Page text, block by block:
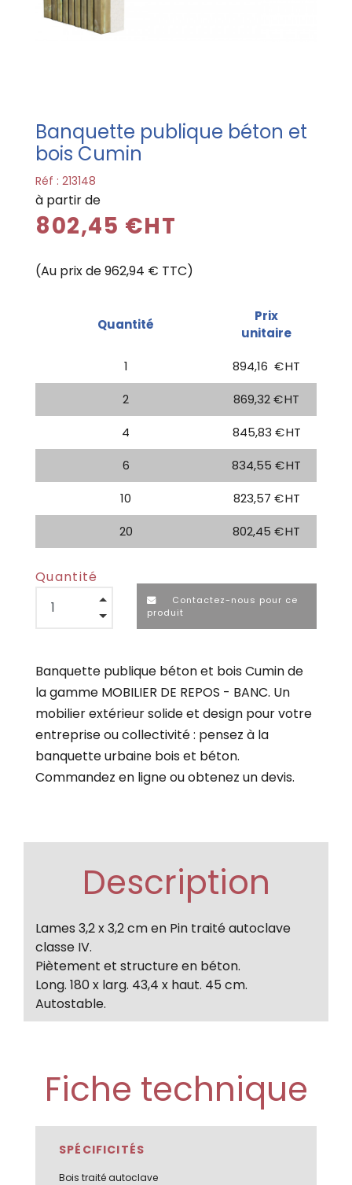
Banquette publique béton et
bois Cumin
Réf : 213148
à partir de
802,45 €HT
(Au prix de 962,94 € TTC)
Quantité
Prix
unitaire
1
894,16 € HT
2
869,32 € HT
4
845,83 € HT
6
834,55 € HT
10
823,57 € HT
20
802,45 € HT
Quantité
Contactez-nous pour ce
produit
Banquette publique béton et bois Cumin de
la gamme MOBILIER DE REPOS - BANC. Un
mobilier extérieur solide et design pour votre
entreprise ou collectivité : pensez à la
banquette urbaine bois et béton.
Commandez en ligne ou obtenez un devis.
Description
Lames 3,2 x 3,2 cm en Pin traité autoclave
classe IV.
Piètement et structure en béton.
Long. 180 x larg. 43,4 x haut. 45 cm.
Autostable.
Fiche technique
SPÉCIFICITÉS
Bois traité autoclave